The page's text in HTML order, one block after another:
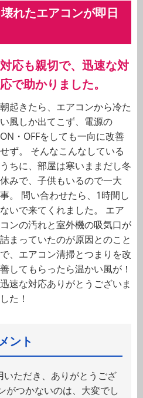
れたエアコンが即日
対応も親切で、迅速な対
応で助かりました。
朝起きたら、エアコンから冷た
い風しか出てこず、電源の
ON・OFFをしても一向に改善
せず。 そんなこんなしている
うちに、部屋は寒いままだし冬
休みで、子供もいるので一大
事。 問い合わせたら、1時間し
ないで来てくれました。 エア
コンの汚れと室外機の吸気口が
詰まっていたのが原因とのこと
で、エアコン清掃とつまりを改
善してもらったら温かい風が！
迅速な対応ありがとうございま
した！
ント
いただき、ありがとうござ
がつかないのは、大変でし